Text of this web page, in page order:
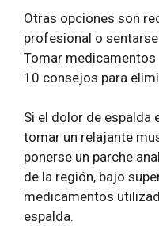
Otras opciones son
profesional o
Tomar medicamentos
10 consejos para
Si el dolor de espalda
tomar un relajante
ponerse un parche
de la región, bajo
medicamentos
espalda.